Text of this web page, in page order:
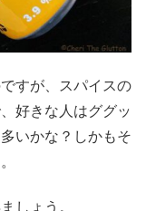
すが、スパイスの
好きな人はググッ
いかな？しかもそ
しょう。